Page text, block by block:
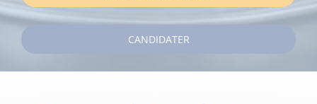
CANDIDATER